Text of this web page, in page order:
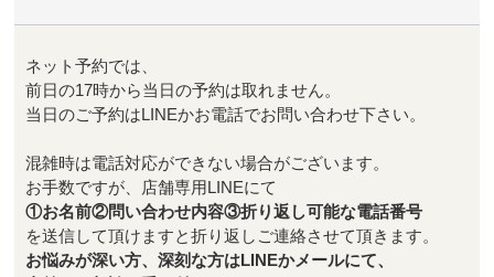
ネット予約では、
前日の17時から当日の予約は取れません。
当日のご予約はLINEかお電話でお問い合わせ下さい。
混雑時は電話対応ができない場合がございます。
お手数ですが、店舗専用LINEにて
①お名前②問い合わせ内容③折り返し可能な電話番号
を送信して頂けますと折り返しご連絡させて頂きます。
お悩みが深い方、深刻な方はLINEかメールにて、